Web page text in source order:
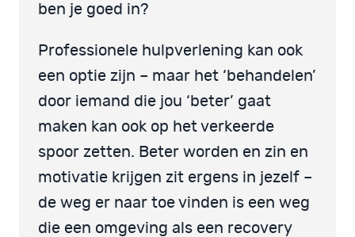
ben je goed in?
Professionele hulpverlening kan ook
een optie zijn – maar het ‘behandelen’
door iemand die jou ‘beter’ gaat
maken kan ook op het verkeerde
spoor zetten. Beter worden en zin en
motivatie krijgen zit ergens in jezelf –
de weg er naar toe vinden is een weg
die een omgeving als een recovery